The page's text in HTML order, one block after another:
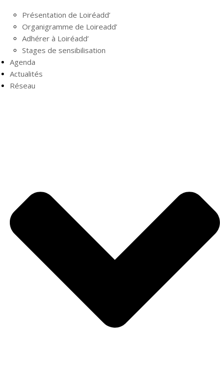
Présentation de Loiréadd’
Organigramme de Loireadd’
Adhérer à Loiréadd’
Stages de sensibilisation
Agenda
Actualités
Réseau